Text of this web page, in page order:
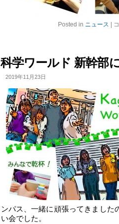
Posted in ニュース |
１
研
究
発
会
は
科学ワールド 新幹部
2019年11月23日
ンパス、一緒に頑張ってきました
い会でした。